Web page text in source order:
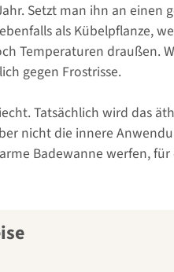
Setzt man ihn an einen
als Kübelpflanze,
Temperaturen draußen.
gegen Frostrisse.
Tatsächlich wird das
nicht die innere
Badewanne werfen,